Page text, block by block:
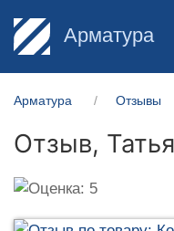
Арматура
Арматура Отзывы
Отзыв,